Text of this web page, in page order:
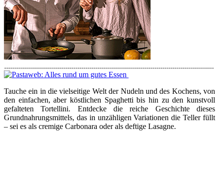
Tauche ein in die vielseitige Welt der Nudeln und des Kochens, von
den einfachen, aber köstlichen Spaghetti bis hin zu den kunstvoll
gefalteten Tortellini. Entdecke die reiche Geschichte dieses
Grundnahrungsmittels, das in unzähligen Variationen die Teller füllt
– sei es als cremige Carbonara oder als deftige Lasagne.